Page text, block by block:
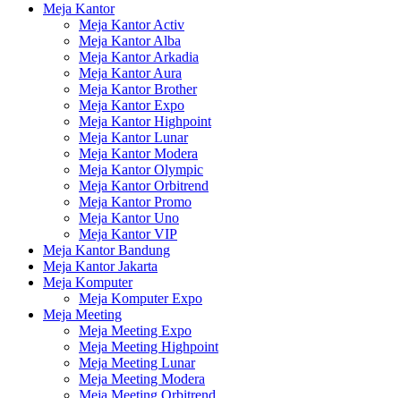
Meja Kantor
Meja Kantor Activ
Meja Kantor Alba
Meja Kantor Arkadia
Meja Kantor Aura
Meja Kantor Brother
Meja Kantor Expo
Meja Kantor Highpoint
Meja Kantor Lunar
Meja Kantor Modera
Meja Kantor Olympic
Meja Kantor Orbitrend
Meja Kantor Promo
Meja Kantor Uno
Meja Kantor VIP
Meja Kantor Bandung
Meja Kantor Jakarta
Meja Komputer
Meja Komputer Expo
Meja Meeting
Meja Meeting Expo
Meja Meeting Highpoint
Meja Meeting Lunar
Meja Meeting Modera
Meja Meeting Orbitrend